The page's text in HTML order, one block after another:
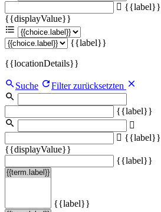
{{label}}
{{displayValue}}
{{label}}
{{locationDetails}}
Suche Filter zurücksetzten
{{label}}
{{label}}
{{displayValue}}
{{label}}
{{label}}